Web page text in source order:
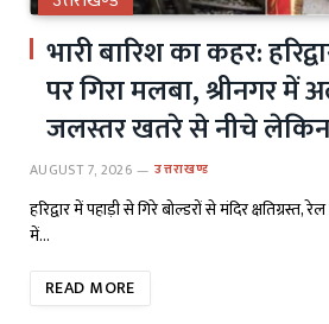
भारी बारिश का कहर:
पर गिरा मलबा, श्रीनगर
जलस्तर खतरे से नीचे लेकिन
AUGUST 7, 2026 उत्तराखण्ड
हरिद्वार में पहाड़ी से गिरे बोल्डरों से मंदिर क्षतिग्रस्त,
में…
READ MORE